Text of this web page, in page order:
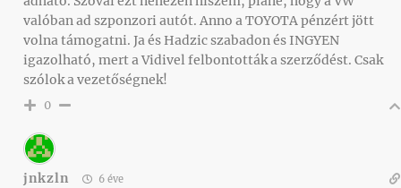
valóban ad szponzori autót. Anno a TOYOTA pénzért jött
volna támogatni. Ja és Hadzic szabadon és INGYEN
igazolható, mert a Vidivel felbontották a szerződést. Csak
szólok a vezetőségnek!
0
jnkzln 6 éve